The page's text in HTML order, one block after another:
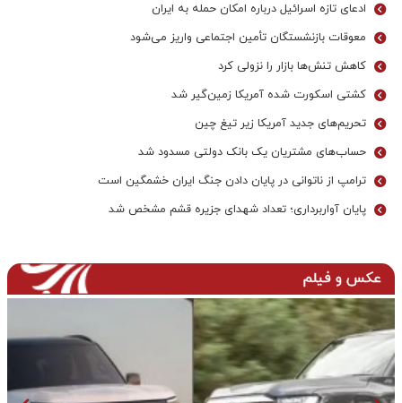
ادعای تازه اسرائیل درباره امکان حمله به ایران
معوقات بازنشستگان تأمین اجتماعی واریز می‌شود
کاهش تنش‌ها بازار را نزولی کرد
کشتی اسکورت شده آمریکا زمین‌گیر شد
تحریم‌های جدید آمریکا زیر تیغ چین
حساب‌های مشتریان یک بانک‌ دولتی مسدود شد
ترامپ از ناتوانی در پایان دادن جنگ ایران خشمگین است
پایان آواربرداری؛ تعداد شهدای جزیره قشم مشخص شد
عکس و فیلم